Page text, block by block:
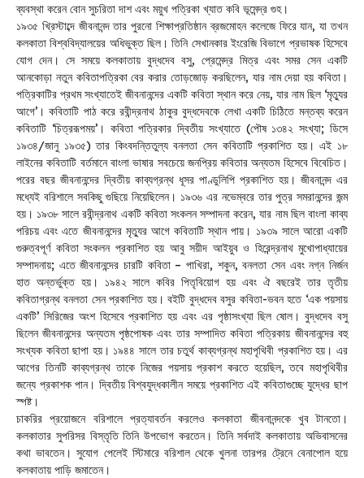
ব্যবস্থা করেন বোন সুচরিতা দাশ এবং ময়ুখ পত্রিকা খ্যাত কবি ভূমেন্দ্র গুহ।
১৯৩৫ খ্রিস্টাব্দে জীবনানন্দ তার পুরনো শিক্ষাপ্রতিষ্ঠান ব্রজমোহন কলেজে ফিরে যান, যা তখন
কলকাতা বিশ্ববিদ্যালয়ের অধিভুক্ত ছিল। তিনি সেখানকার ইংরেজি বিভাগে প্রভাষক হিসেবে
যোগ দেন। সে সময়ে কলকাতায় বুদ্ধদেব বসু, প্রেমেন্দ্র মিত্র এবং সমর সেন একটি
আনকোড়া নতুন কবিতাপত্রিকা বের করার তোড়জোড় করছিলেন, যার নাম দেয়া হয় কবিতা।
পত্রিকাটির প্রথম সংখ্যাতেই জীবনানন্দের একটি কবিতা স্থান করে নেয়, যার নাম ছিল ‘মৃত্যুর
আগে’। কবিতাটি পাঠ করে রবীন্দ্রনাথ ঠাকুর বুদ্ধদেবকে লেখা একটি চিঠিতে মন্তব্য করেন
কবিতাটি ‘চিত্ররূপময়’। কবিতা পত্রিকার দ্বিতীয় সংখ্যাতে (পৌষ ১৩৪২ সংখ্যা; ডিসে
১৯৩৪/জানু ১৯৩৫) তার কিংবদন্তিতুল্য বনলতা সেন কবিতাটি প্রকাশিত হয়। এই ১৮
লাইনের কবিতাটি বর্তমানে বাংলা ভাষার সবচেয়ে জনপ্রিয় কবিতার অন্যতম হিসেবে বিবেচিত।
পরের বছর জীবনানন্দের দ্বিতীয় কাব্যগ্রন্থ ধূসর পাণ্ডুলিপি প্রকাশিত হয়। জীবনানন্দ এর
মধ্যেই বরিশালে সবকিছু গুছিয়ে নিয়েছিলেন। ১৯৩৬ এর নভেম্বরে তার পুত্র সমরানন্দের জন্ম
হয়। ১৯৩৮ সালে রবীন্দ্রনাথ একটি কবিতা সংকলন সম্পাদনা করেন, যার নাম ছিল বাংলা কাব্য
পরিচয় এবং এতে জীবনানন্দের মৃত্যুর আগে কবিতাটি স্থান পায়। ১৯৩৯ সালে আরো একটি
গুরুত্বপূর্ণ কবিতা সংকলন প্রকাশিত হয় আবু সয়ীদ আইয়ুব ও হিরেন্দ্রনাথ মুখোপাধ্যায়ের
সম্পাদনায়; এতে জীবনানন্দের চারটি কবিতা – পাখিরা, শকুন, বনলতা সেন এবং নগ্ন নির্জন
হাত অন্তর্ভুক্ত হয়। ১৯৪২ সালে কবির পিতৃবিয়োগ হয় এবং ঐ বছরেই তার তৃতীয়
কবিতাগ্রন্থ বনলতা সেন প্রকাশিত হয়। বইটি বুদ্ধদেব বসুর কবিতা-ভবন হতে ‘এক পয়সায়
একটি’ সিরিজের অংশ হিসেবে প্রকাশিত হয় এবং এর পৃষ্ঠাসংখ্যা ছিল ষোল। বুদ্ধদেব বসু
ছিলেন জীবনানন্দের অন্যতম পৃষ্ঠপোষক এবং তার সম্পাদিত কবিতা পত্রিকায় জীবনানন্দের বহু
সংখ্যক কবিতা ছাপা হয়। ১৯৪৪ সালে তার চতুর্থ কাব্যগ্রন্থ মহাপৃথিবী প্রকাশিত হয়। এর
আগের তিনটি কাব্যগ্রন্থ তাকে নিজের পয়সায় প্রকাশ করতে হয়েছিল, তবে মহাপৃথিবীর
জন্যে প্রকাশক পান। দ্বিতীয় বিশ্বযুদ্ধকালীন সময়ে প্রকাশিত এই কবিতাগুচ্ছে যুদ্ধের ছাপ
স্পষ্ট।
চাকরির প্রয়োজনে বরিশালে প্রত্যাবর্তন করলেও কলকাতা জীবনানন্দকে খুব টানতো।
কলকাতার সুপরিসর বিস্তৃতি তিনি উপভোগ করতেন। তিনি সর্বদাই কলকাতায় অভিবাসনের
কথা ভাবতেন। সুযোগ পেলেই স্টিমারে বরিশাল থেকে খুলনা তারপর ট্রেনে বেনাপোল হয়ে
কলকাতায় পাড়ি জমাতেন।